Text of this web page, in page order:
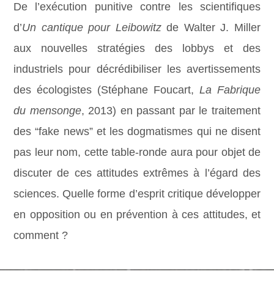
De l’exécution punitive contre les scientifiques
d’Un cantique pour Leibowitzde Walter J. Miller
aux nouvelles stratégies des lobbys et des
industriels pour décrédibiliser les avertissements
des écologistes (Stéphane Foucart, La Fabrique
du mensonge, 2013) en passant par le traitement
des “fake news” et les dogmatismes qui ne disent
pas leur nom, cette table-ronde aura pour objet de
discuter de ces attitudes extrêmes à l’égard des
sciences. Quelle forme d’esprit critique développer
en opposition ou en prévention à ces attitudes, et
comment ?